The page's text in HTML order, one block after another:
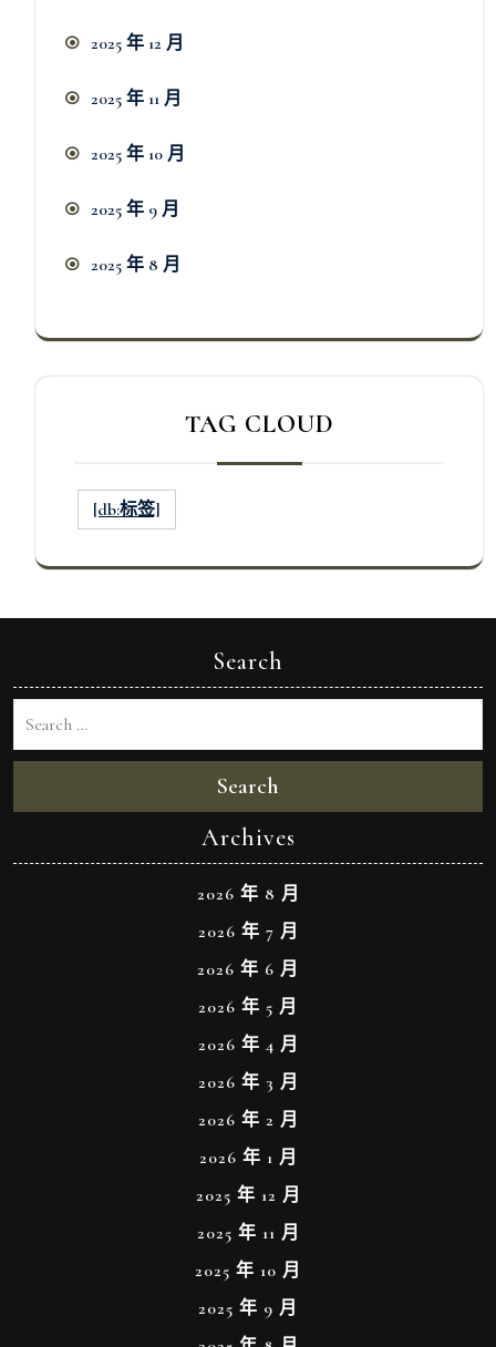
2025 年 12 月
2025 年 11 月
2025 年 10 月
2025 年 9 月
2025 年 8 月
TAG CLOUD
[db:标签]
Search
Search
Archives
2026 年 8 月
2026 年 7 月
2026 年 6 月
2026 年 5 月
2026 年 4 月
2026 年 3 月
2026 年 2 月
2026 年 1 月
2025 年 12 月
2025 年 11 月
2025 年 10 月
2025 年 9 月